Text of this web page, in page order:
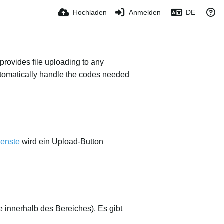
Hochladen Anmelden DE
file uploading to any
handle the codes needed
wird ein Upload-Button
innerhalb des Bereiches). Es gibt